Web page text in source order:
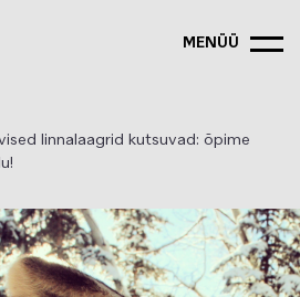
MENÜÜ
linnalaagrid kutsuvad: õpime